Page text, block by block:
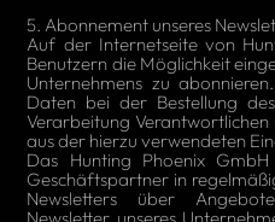
5. Abonnement unseres
Auf der Internetseite von
Benutzern die Möglichkeit
Unternehmens zu
Daten bei der Bestellung
Verarbeitung
aus der hierzu verwendeten
Das Hunting Phoenix
Geschäftspartner in
Newsletters über